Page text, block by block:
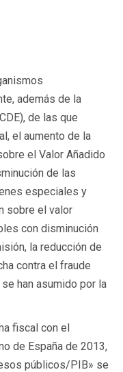
además de la
de las que
el aumento de la
el Valor Añadido
de las
especiales y
sobre el valor
con disminución
la reducción de
contra el fraude
han asumido por la
fiscal con el
de España de 2013,
públicos/PIB» se